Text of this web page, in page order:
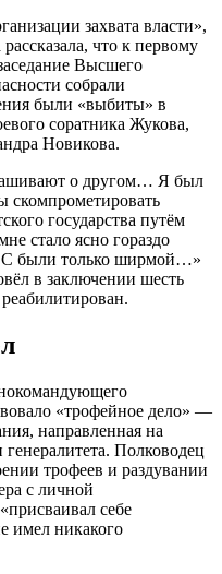
захвата власти»,
что к первому
Высшего
собрали
были «выбиты» в
соратника Жукова,
Новикова.
о другом… Я был
скомпрометировать
государства путём
стало ясно гораздо
были только ширмой…»
в заключении шесть
«трофейное дело» —
направленная на
Полководец
трофеев и раздувании
с личной
себе
имел никакого